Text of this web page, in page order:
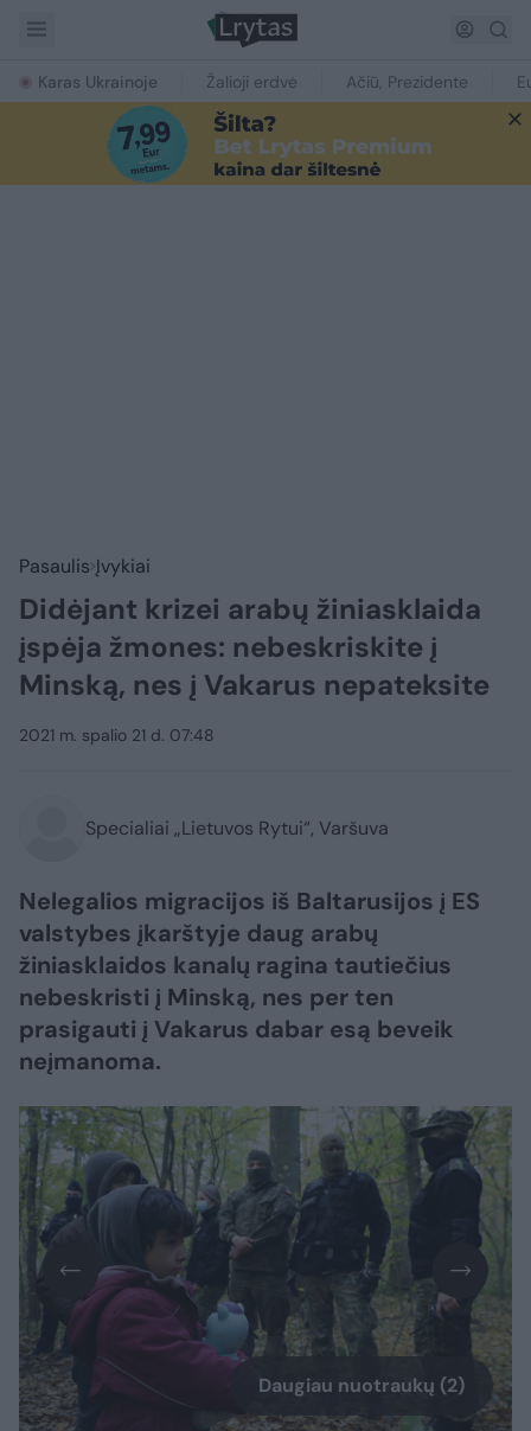
Karas Ukrainoje Žalioji erdvė Ačiū, Prezidente
Pasaulis Įvykiai
Didėjant krizei arabų žiniasklaida
įspėja žmones: nebeskriskite į
Minską, nes į Vakarus nepateksite
2021 m. spalio 21 d. 07:48
Specialiai „Lietuvos Rytui“, Varšuva
Nelegalios migracijos iš Baltarusijos į ES
valstybes įkarštyje daug arabų
žiniasklaidos kanalų ragina tautiečius
nebeskristi į Minską, nes per ten
prasigauti į Vakarus dabar esą beveik
neįmanoma.
Daugiau nuotraukų (2)